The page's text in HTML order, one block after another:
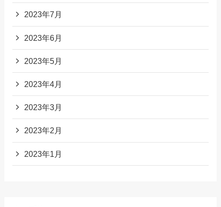
2023年7月
2023年6月
2023年5月
2023年4月
2023年3月
2023年2月
2023年1月